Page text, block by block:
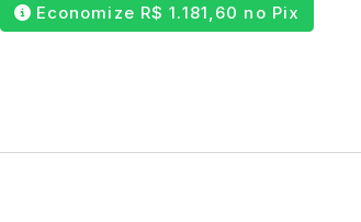
Economize R$ 1.181,60 no Pix